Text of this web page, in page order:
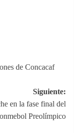
de Concacaf
Siguiente:
en la fase final del
Preolímpico